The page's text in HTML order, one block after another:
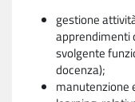
gestione
apprendimenti
svolgente
docenza);
manutenzione